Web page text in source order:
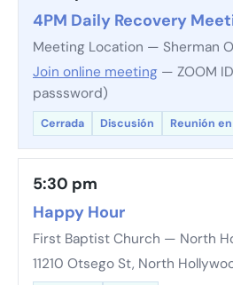
4PM Daily Recovery
Meeting Location — Sherman
Join online meeting — ZOOM
passsword)
Cerrada Discusión Reunión
5:30 pm
Happy Hour
First Baptist Church — North
11210 Otsego St, North